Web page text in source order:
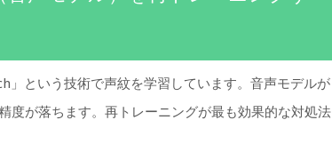
」という技術で声紋を学習しています。音声モデルが
度が落ちます。再トレーニングが最も効果的な対処法